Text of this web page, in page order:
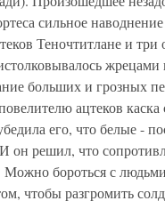
сильное
Теночтитлане и три
жрецами
больших и грозных
ацтеков каска
его, что белые -
он решил, что
бороться с
чтобы разгромить